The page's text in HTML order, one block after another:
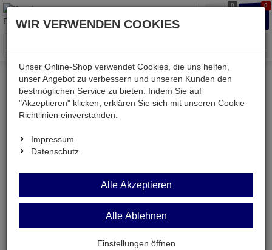
0 0
Menü
Weiter einkaufen Kessler electronic
Bauteile aktiv
LM8364
LM8364
Japan-IC
WIR VERWENDEN COOKIES
Unser Online-Shop verwendet Cookies, die uns helfen,
unser Angebot zu verbessern und unseren Kunden den
bestmöglichen Service zu bieten. Indem Sie auf
"Akzeptieren" klicken, erklären Sie sich mit unseren Cookie-
Richtlinien einverstanden.
Impressum
Datenschutz
Alle Akzeptieren
Alle Ablehnen
Einstellungen öffnen